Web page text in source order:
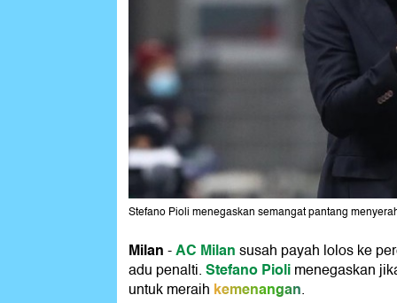
Stefano Pioli menegaskan semangat pantang
Milan-AC Milansusah payah lolos ke
adu penalti.Stefano Piolimenegaskan
untuk meraih kemenangan.